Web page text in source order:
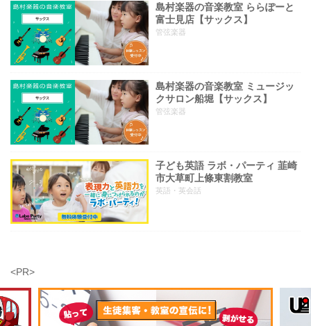
島村楽器の音楽教室 ららぽーと
富士見店【サックス】
管弦楽器
島村楽器の音楽教室 ミュージッ
クサロン船堀【サックス】
管弦楽器
子ども英語 ラボ・パーティ 韮崎
市大草町上條東割教室
英語・英会話
<PR>